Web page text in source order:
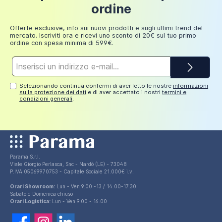
Fino a
euro
ordine
Offerte esclusive, info sui nuovi prodotti e sugli ultimi trend del
mercato. Iscriviti ora e ricevi uno sconto di 20€ sul tuo primo
ordine con spesa minima di 599€.
e-
Selezionando continua confermi di aver letto le nostreinformazioni
sulla protezione dei dati e di aver accettato i nostritermini e
condizioni generali.
Parama S.r.l.
Viale Giorgio Perlasca, Snc - Nardò (LE) - 73048
P.IVA 05069970753 - Capitale Sociale 21.000€ i.v.
Orari Showroom: Lun - Ven 9.00 -13 / 14.00-17.30
Sabato e Domenica chiuso
Orari Logistica: Lun - Ven 9.00 - 16.00